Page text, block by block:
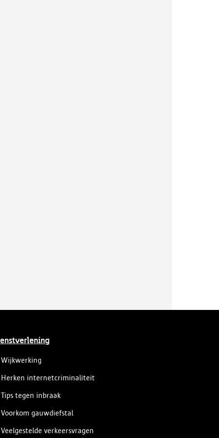
Wijkwerking
Herken internetcriminaliteit
Tips tegen inbraak
Voorkom gauwdiefstal
Veelgestelde verkeersvragen